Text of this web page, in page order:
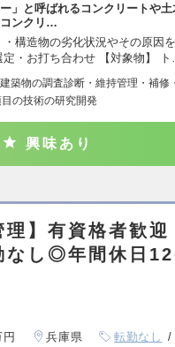
」と呼ばれるコンクリートや
ンクリ…
・構造物の劣化状況やその原因
・お打ち合わせ 【対象物】 ト
築物の調査診断・維持管理・補修
の技術の研究開発
興味あり
理】有資格者歓
し◎年間休日
兵庫県 転勤なし